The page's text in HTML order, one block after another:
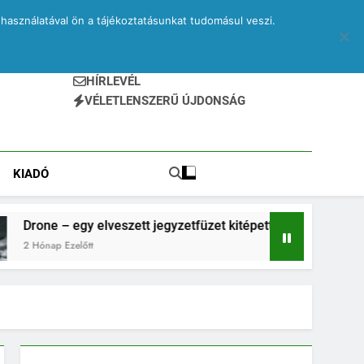
HÍRLEVÉL
VÉLETLENSZERŰ ÚJDONSÁG
KIADÓ
elveszett jegyzetfüzet kitépett lapjai
ön a tájékoztatásunkat tudomásul veszi.